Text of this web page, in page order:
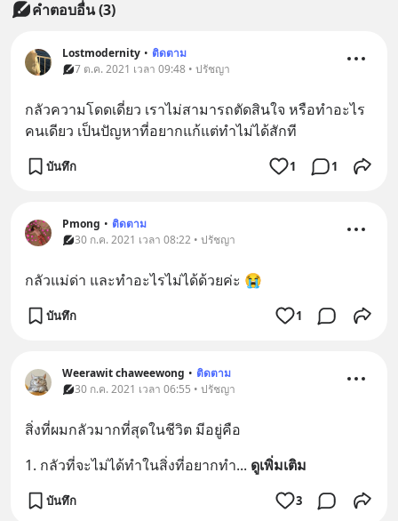
คำตอบอื่น(3)
Lostmodernity • ติดตาม
7 ต.ค. 2021 เวลา 09:48 • ปรัชญา
กลัวความโดดเดี่ยว เราไม่สามารถตัดสินใจ หรือทำอะไร
คนเดียว เป็นปัญหาที่อยากแก้แต่ทำไม่ได้สักที
บันทึก 1 1
Pmong • ติดตาม
30 ก.ค. 2021 เวลา 08:22 • ปรัชญา
กลัวแม่ด่า และทำอะไรไม่ได้ด้วยค่ะ 😭
บันทึก 1
Weerawit chaweewong • ติดตาม
30 ก.ค. 2021 เวลา 06:55 • ปรัชญา
สิ่งที่ผมกลัวมากที่สุดในชีวิต มีอยู่คือ
1. กลัวที่จะไม่ได้ทำในสิ่งที่อยากทำ... ดูเพิ่มเติม
บันทึก 3